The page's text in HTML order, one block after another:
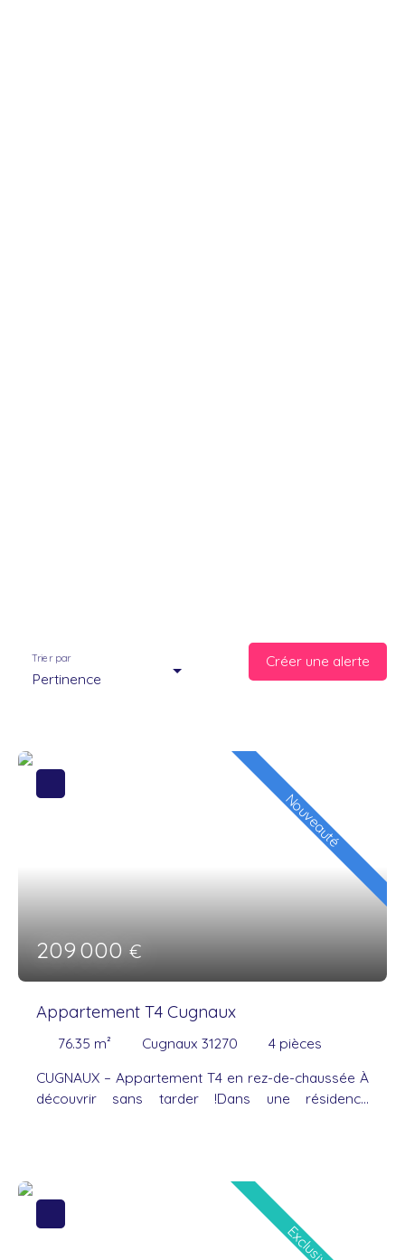
Pertinence
Trier par Créer une alerte
209 000€
Nouveauté
Appartement T4 Cugnaux
76.35 m² Cugnaux 31270 4 pièces
CUGNAUX – Appartement T4 en rez-de-chaussée À
découvrir sans tarder !Dans une résidence
couple ou un investissement. Il se compose d'une
agréable pièce de vie lumineuse avec cuisine
ouverte aménagée, donnant sur un balcon-
terrasse de 6 m², parfait pour prendre un café ou